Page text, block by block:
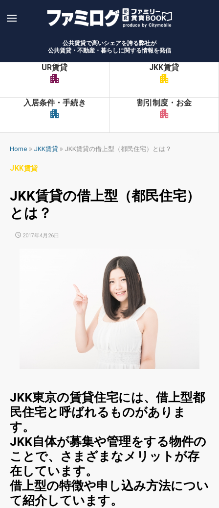
公共賃貸で高いシェアを誇る弊社が
公共賃貸・不動産・暮らしに関する情報を発信
UR賃貸
apartment
JKK賃貸
apartment
入居条件・手続き
apartment
割引制度・お金
apartment
Home » JKK賃貸 » JKK賃貸の借上型（都民住宅）とは？
JKK賃貸
JKK賃貸の借上型（都民住宅）
とは？
POSTED
2017年4月26日
JKK東京の賃貸住宅には、借上型都
民住宅と呼ばれるものがありま
す。
JKK自体が募集や管理をする物件の
ことで、さまざまなメリットが存
在しています。
借上型の特徴や申し込み方法につい
て紹介しています。